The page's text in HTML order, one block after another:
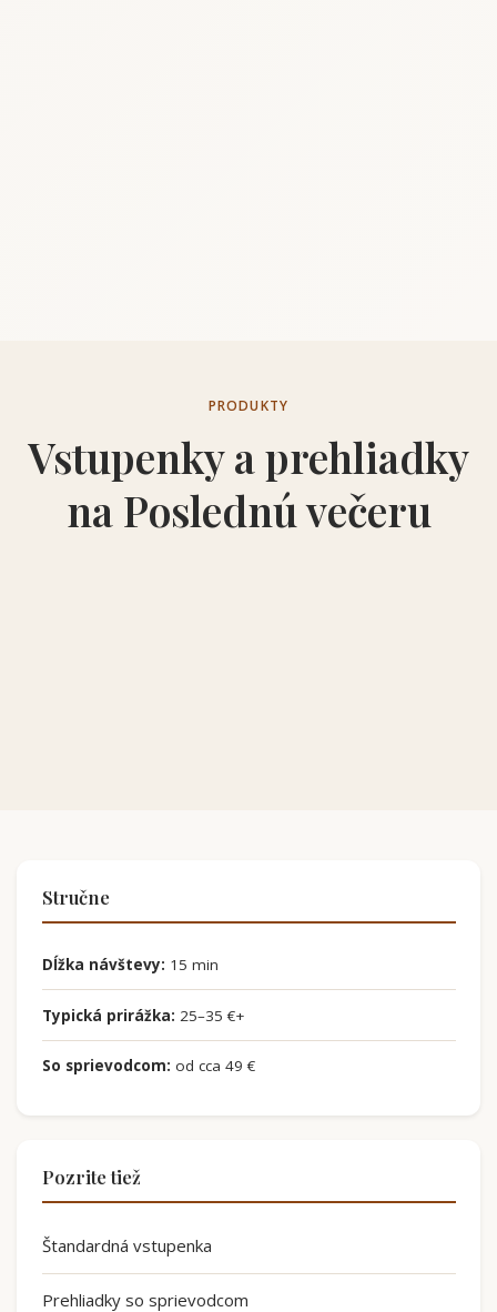
PRODUKTY
Vstupenky a prehliadky
na Poslednú večeru
Stručne
Dĺžka návštevy: 15 min
Typická prirážka: 25–35 €+
So sprievodcom: od cca 49 €
Pozrite tiež
Štandardná vstupenka
Prehliadky so sprievodcom